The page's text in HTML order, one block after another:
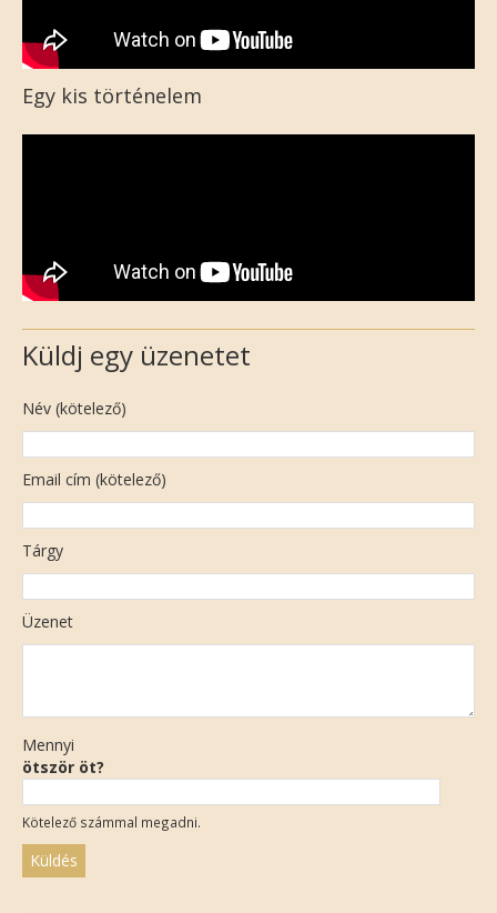
Egy kis történelem
Küldj egy üzenetet
Név (kötelező)
Email cím (kötelező)
Tárgy
Üzenet
Mennyi
ötször öt?
Kötelező számmal megadni.